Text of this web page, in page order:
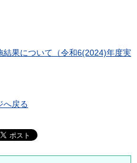
結果について（令和6(2024)年度実
へ戻る